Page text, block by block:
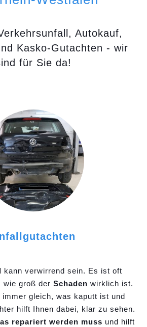
Autokauf,
Kasko-Gutachten - wir
für Sie da!
kann verwirrend sein. Es ist oft
wie groß der Schaden wirklich ist.
immer gleich, was kaputt ist und
hilft Ihnen dabei, klar zu sehen.
repariert werden muss und hilft